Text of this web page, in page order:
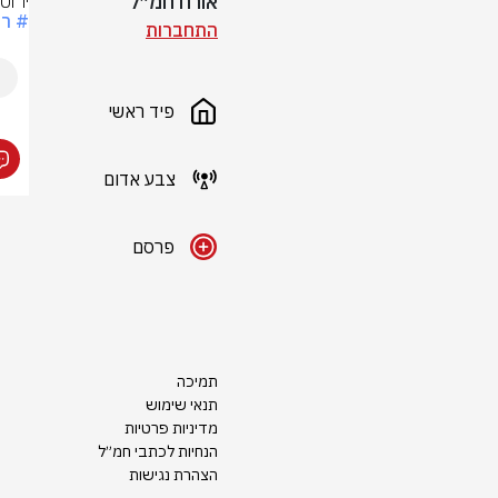
התחברות
פיד ראשי
צבע אדום
פרסם
תמיכה
תנאי שימוש
מדיניות פרטיות
הנחיות לכתבי חמ״ל
הצהרת נגישות
#